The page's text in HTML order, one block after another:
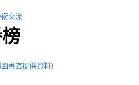
交流
書館提供資料）